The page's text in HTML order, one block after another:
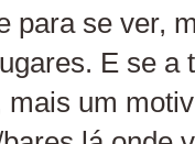
para se ver,
E se a
um